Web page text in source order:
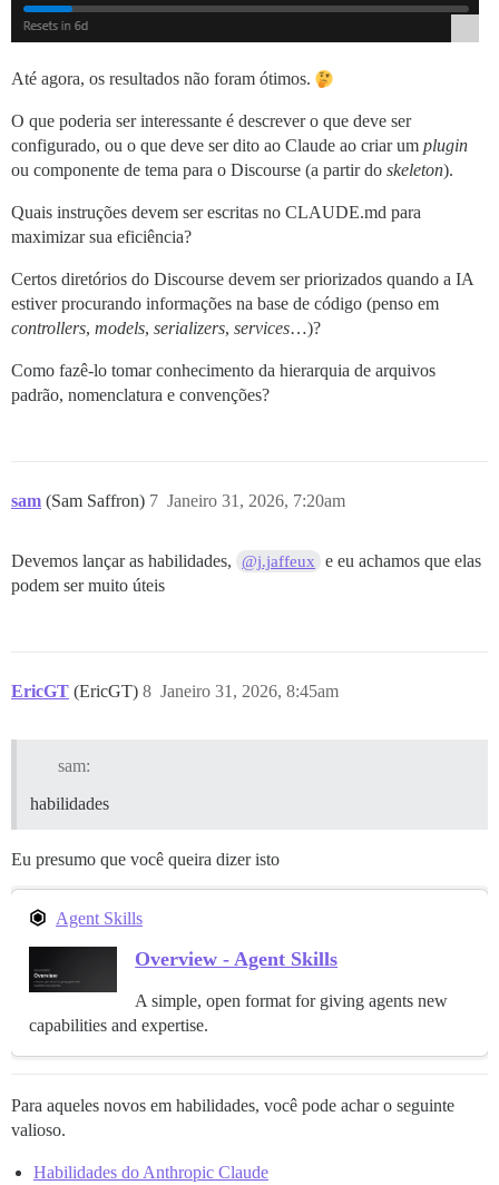
Até agora, os resultados não foram ótimos.
O que poderia ser interessante é descrever o que deve ser
configurado, ou o que deve ser dito ao Claude ao criar um plugin
ou componente de tema para o Discourse (a partir do skeleton).
Quais instruções devem ser escritas no CLAUDE.md para
maximizar sua eficiência?
Certos diretórios do Discourse devem ser priorizados quando a IA
estiver procurando informações na base de código (penso em
controllers, models, serializers, services…)?
Como fazê-lo tomar conhecimento da hierarquia de arquivos
padrão, nomenclatura e convenções?
sam (Sam Saffron) Janeiro 31, 2026, 7:20am
7
Devemos lançar as habilidades, @j.jaffeux
e eu achamos que elas
podem ser muito úteis
EricGT (EricGT) Janeiro 31, 2026, 8:45am
8
sam:
habilidades
Eu presumo que você queira dizer isto
Agent Skills
Overview - Agent Skills
A simple, open format for giving agents new
capabilities and expertise.
Para aqueles novos em habilidades, você pode achar o seguinte
valioso.
Habilidades do Anthropic Claude